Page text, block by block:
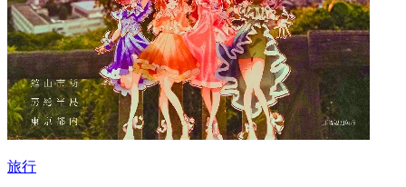
旅行